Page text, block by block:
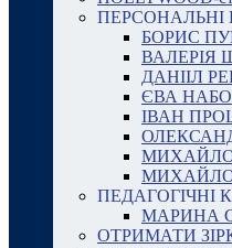
ПЕРСОНАЛЬНІ
БОРИС
ВАЛЕРІЯ
ДАНІІЛ
ЄВА
ІВАН
ПЕДАГОГІЧНІ
МАРИНА
ОТРИМАТИ